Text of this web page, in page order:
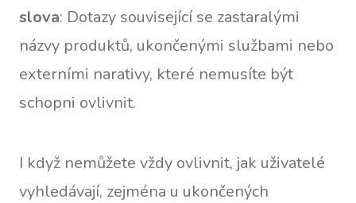
slova: Dotazy související se zastaralými
názvy produktů, ukončenými službami nebo
externími narativy, které nemusíte být
schopni ovlivnit.
I když nemůžete vždy ovlivnit, jak uživatelé
vyhledávají, zejména u ukončených